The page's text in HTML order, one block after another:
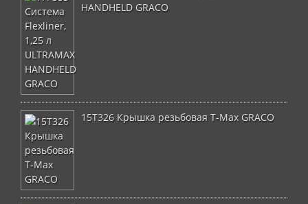
HANDHELD GRACO
15T326 Крышка резьбовая T-Max GRACO